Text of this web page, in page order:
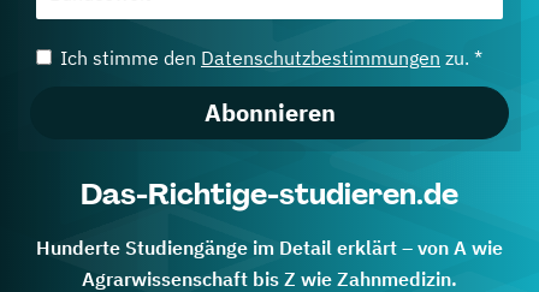
Ich stimme den Datenschutzbestimmungen zu. *
Abonnieren
Das-Richtige-studieren.de
Hunderte Studiengänge im Detail erklärt – von A wie
Agrarwissenschaft bis Z wie Zahnmedizin.